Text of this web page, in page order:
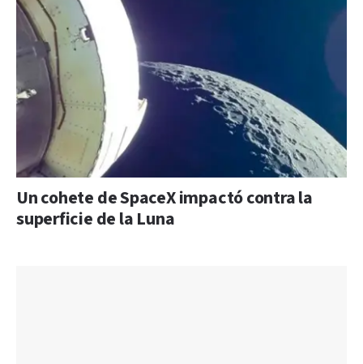
Un cohete de SpaceX impactó contra la
superficie de la Luna